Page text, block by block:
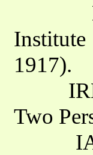
1917).
Two
IAGO